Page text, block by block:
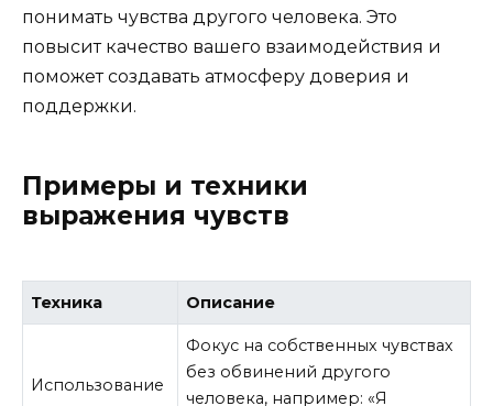
понимать чувства другого человека. Это
повысит качество вашего взаимодействия и
поможет создавать атмосферу доверия и
поддержки.
Примеры и техники
выражения чувств
Техника Описание
Использование
Фокус на собственных чувствах
без обвинений другого
человека, например: «Я